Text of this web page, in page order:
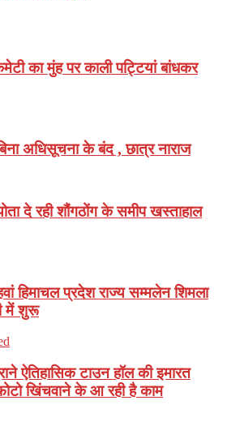
का मुंह पर काली पट्टियां बांधकर
अधिसूचना के बंद , छात्र नाराज
दे रही शौंगठोंग के समीप खस्ताहाल
हिमाचल प्रदेश राज्य सम्मलेन शिमला
में शुरू
ऐतिहासिक टाउन हॉल की इमारत
खिंचवाने के आ रही है काम